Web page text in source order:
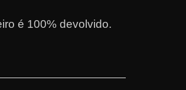
é 100% devolvido.